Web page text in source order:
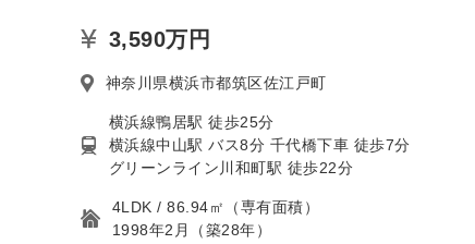
3,590万円
神奈川県横浜市都筑区佐江戸町
横浜線鴨居駅 徒歩25分
横浜線中山駅 バス8分 千代橋下車 徒歩7分
グリーンライン川和町駅 徒歩22分
4LDK / 86.94㎡（専有面積）
1998年2月（築28年）